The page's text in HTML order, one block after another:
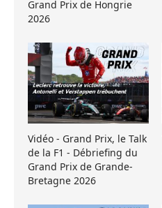
Grand Prix de Hongrie
2026
Vidéo - Grand Prix, le Talk
de la F1 - Débriefing du
Grand Prix de Grande-
Bretagne 2026